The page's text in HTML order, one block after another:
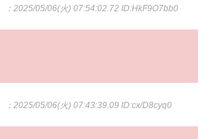
：2025/05/06(火) 07:54:02.72 ID:HkF9O7bb0
：2025/05/06(火) 07:43:39.09 ID:cx/D8cyq0